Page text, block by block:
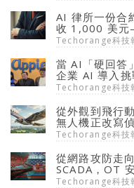
AI 律所一份合
收 1,000 美
Techorange科技
當 AI「硬回答
企業 AI 導入
Techorange科技
從外觀到飛行
無人機正改寫
Techorange科技
從網路攻防走
SCADA，OT
Techorange科技